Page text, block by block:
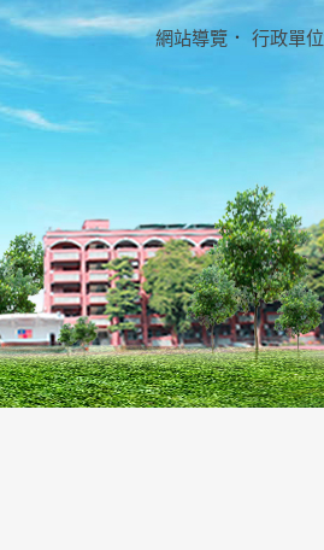
網站導覽 ． 行政單位